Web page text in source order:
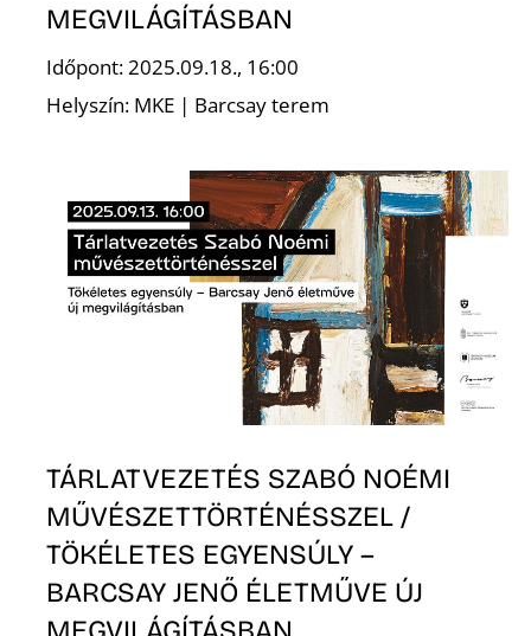
MEGVILÁGÍTÁSBAN
Időpont: 2025.09.18., 16:00
Helyszín: MKE | Barcsay terem
TÁRLATVEZETÉS SZABÓ NOÉMI
MŰVÉSZETTÖRTÉNÉSSZEL /
TÖKÉLETES EGYENSÚLY –
BARCSAY JENŐ ÉLETMŰVE ÚJ